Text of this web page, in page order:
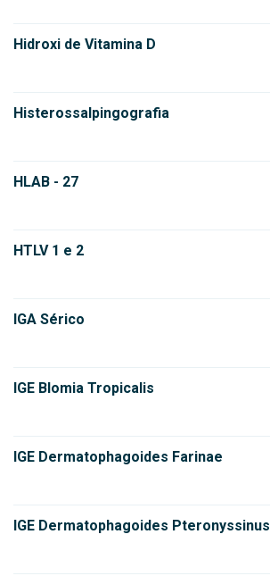
Hidroxi de Vitamina D
Histerossalpingografia
HLAB - 27
HTLV 1 e 2
IGA Sérico
IGE Blomia Tropicalis
IGE Dermatophagoides Farinae
IGE Dermatophagoides Pteronyssinus